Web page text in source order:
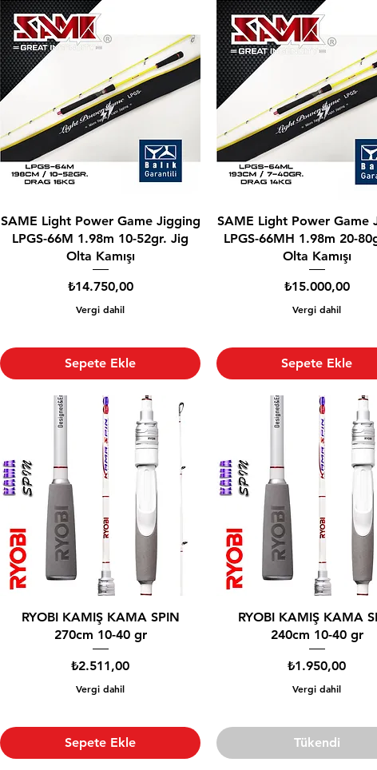
SAME Light Power Game Jigging
LPGS-66M 1.98m 10-52gr. Jig
Olta Kamışı
Fiyat
₺14.750,00
Vergi dahil
Sepete Ekle
SAME Light Power Game
LPGS-66MH 1.98m 20-
Olta Kamışı
Fiyat
₺15.000,00
Vergi dahil
Sepete Ekle
RYOBI KAMIŞ KAMA SPIN
270cm 10-40 gr
Fiyat
₺2.511,00
Vergi dahil
Sepete Ekle
RYOBI KAMIŞ KAMA
240cm 10-40 gr
Fiyat
₺1.950,00
Vergi dahil
Tükendi